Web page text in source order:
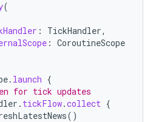
(
: TickHandler,
: CoroutineScope
. launch {
for tick updates
. tickFlow.collect {
()